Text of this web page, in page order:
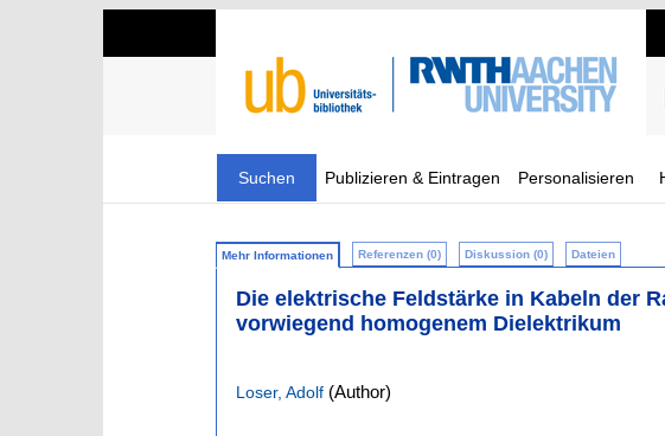
Suchen Publizieren & Eintragen Personalisieren
Mehr Informationen Referenzen (0) Diskussion (0) Dateien
Die elektrische Feldstärke in Kabeln der
vorwiegend homogenem Dielektrikum
Loser, Adolf (Author)